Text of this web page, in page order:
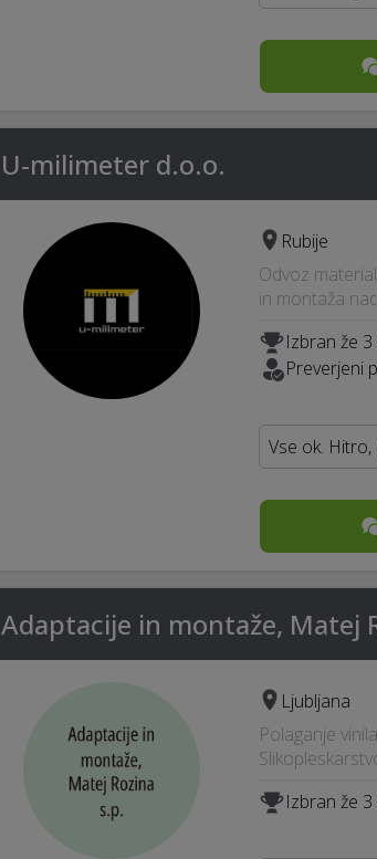
U-milimeter d.o.o.
Rubije
Odvoz
in montaža
Izbran že
Preverjeni
Vse ok.
Adaptacije in montaže, Matej
Ljubljana
Polaganje
Izbran že